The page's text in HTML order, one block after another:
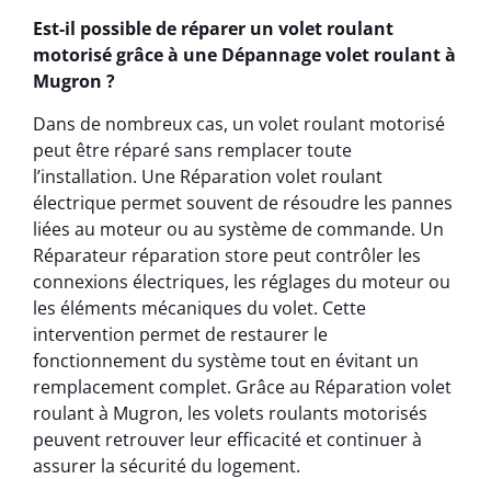
Est-il possible de réparer un volet roulant
motorisé grâce à une Dépannage volet roulant à
Mugron ?
Dans de nombreux cas, un volet roulant motorisé
peut être réparé sans remplacer toute
l’installation. Une Réparation volet roulant
électrique permet souvent de résoudre les pannes
liées au moteur ou au système de commande. Un
Réparateur réparation store peut contrôler les
connexions électriques, les réglages du moteur ou
les éléments mécaniques du volet. Cette
intervention permet de restaurer le
fonctionnement du système tout en évitant un
remplacement complet. Grâce au Réparation volet
roulant à Mugron, les volets roulants motorisés
peuvent retrouver leur efficacité et continuer à
assurer la sécurité du logement.